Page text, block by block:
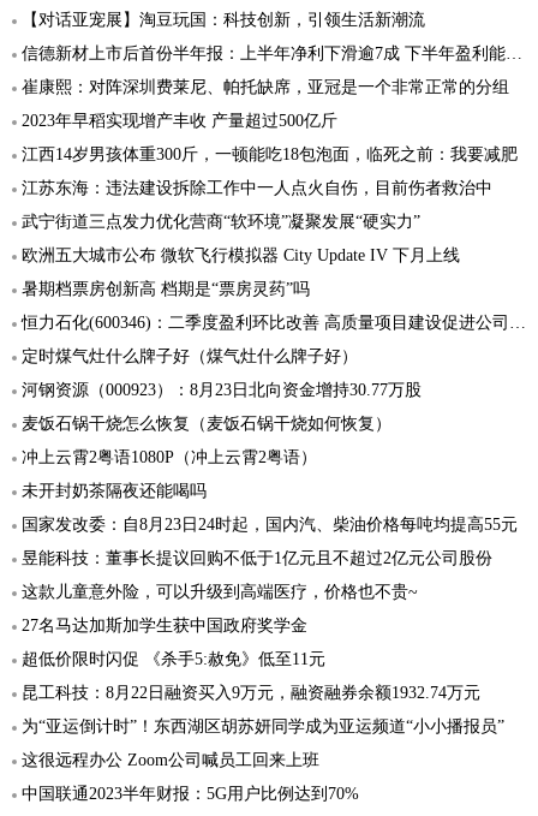
【对话亚宠展】淘豆玩国：科技创新，引领生活新潮流
信德新材上市后首份半年报：上半年净利下滑逾7成 下半年盈利能力或有所增强
崔康熙：对阵深圳费莱尼、帕托缺席，亚冠是一个非常正常的分组
2023年早稻实现增产丰收 产量超过500亿斤
江西14岁男孩体重300斤，一顿能吃18包泡面，临死之前：我要减肥
江苏东海：违法建设拆除工作中一人点火自伤，目前伤者救治中
武宁街道三点发力优化营商“软环境”凝聚发展“硬实力”
欧洲五大城市公布 微软飞行模拟器 City Update IV 下月上线
暑期档票房创新高 档期是“票房灵药”吗
恒力石化(600346)：二季度盈利环比改善 高质量项目建设促进公司发展
定时煤气灶什么牌子好（煤气灶什么牌子好）
河钢资源（000923）：8月23日北向资金增持30.77万股
麦饭石锅干烧怎么恢复（麦饭石锅干烧如何恢复）
冲上云霄2粤语1080P（冲上云霄2粤语）
未开封奶茶隔夜还能喝吗
国家发改委：自8月23日24时起，国内汽、柴油价格每吨均提高55元
昱能科技：董事长提议回购不低于1亿元且不超过2亿元公司股份
这款儿童意外险，可以升级到高端医疗，价格也不贵~
27名马达加斯加学生获中国政府奖学金
超低价限时闪促 《杀手5:赦免》低至11元
昆工科技：8月22日融资买入9万元，融资融券余额1932.74万元
为“亚运倒计时”！东西湖区胡苏妍同学成为亚运频道“小小播报员”
这很远程办公 Zoom公司喊员工回来上班
中国联通2023半年财报：5G用户比例达到70%